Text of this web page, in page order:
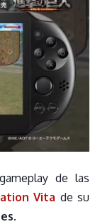
de las
Vita de su
.